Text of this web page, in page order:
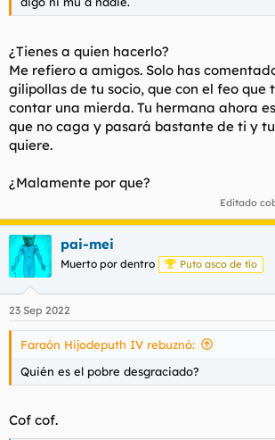
¿Tienes a quien hacerlo?
Me refiero a amigos. Solo has
gilipollas de tu socio, que con el feo que
contar una mierda. Tu hermana ahora
que no caga y pasará bastante de ti y
quiere.
¿Malamente por que?
Editado
pai-mei
Muerto por dentro Puto asco de tío
23 Sep 2022
Faraón Hijodeputh IV rebuznó:
Quién es el pobre desgraciado?
Cof cof.